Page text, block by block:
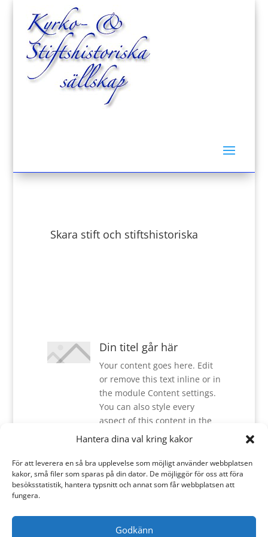
Hantera dina val kring kakor
För att leverera en så bra upplevelse som möjligt använder webbplatsen
kakor, små filer som sparas på din dator. De möjliggör för oss att föra
besöksstatistik, hantera typsnitt och annat som får webbplatsen att
fungera.
Godkänn
Skara stift och stiftshistoriska
Din titel går här
Your content goes here. Edit
or remove this text inline or in
the module Content settings.
You can also style every
aspect of this content in the
module Design settings and
even apply custom CSS to this
text in the module Advanced
settings.